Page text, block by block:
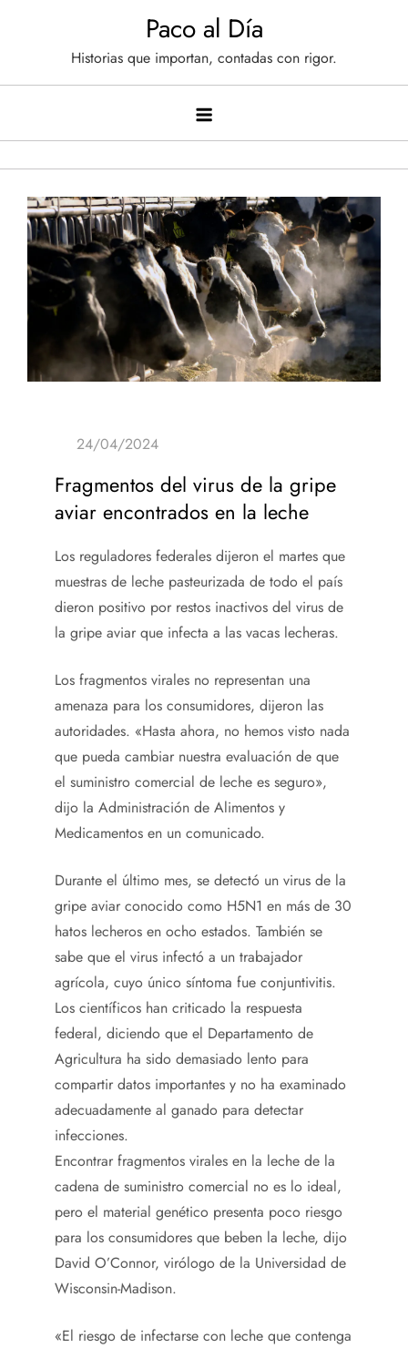
Paco al Día
Historias que importan, contadas con rigor.
Fragmentos del virus de la gripe
aviar encontrados en la leche
Los reguladores federales dijeron el martes que
muestras de leche pasteurizada de todo el país
dieron positivo por restos inactivos del virus de
la gripe aviar que infecta a las vacas lecheras.
Los fragmentos virales no representan una
amenaza para los consumidores, dijeron las
autoridades. «Hasta ahora, no hemos visto nada
que pueda cambiar nuestra evaluación de que
el suministro comercial de leche es seguro»,
dijo la Administración de Alimentos y
Medicamentos en un comunicado.
Durante el último mes, se detectó un virus de la
gripe aviar conocido como H5N1 en más de 30
hatos lecheros en ocho estados. También se
sabe que el virus infectó a un trabajador
agrícola, cuyo único síntoma fue conjuntivitis.
Los científicos han criticado la respuesta
federal, diciendo que el Departamento de
Agricultura ha sido demasiado lento para
compartir datos importantes y no ha examinado
adecuadamente al ganado para detectar
infecciones.
Encontrar fragmentos virales en la leche de la
cadena de suministro comercial no es lo ideal,
pero el material genético presenta poco riesgo
para los consumidores que beben la leche, dijo
David O’Connor, virólogo de la Universidad de
Wisconsin-Madison.
«El riesgo de infectarse con leche que contenga